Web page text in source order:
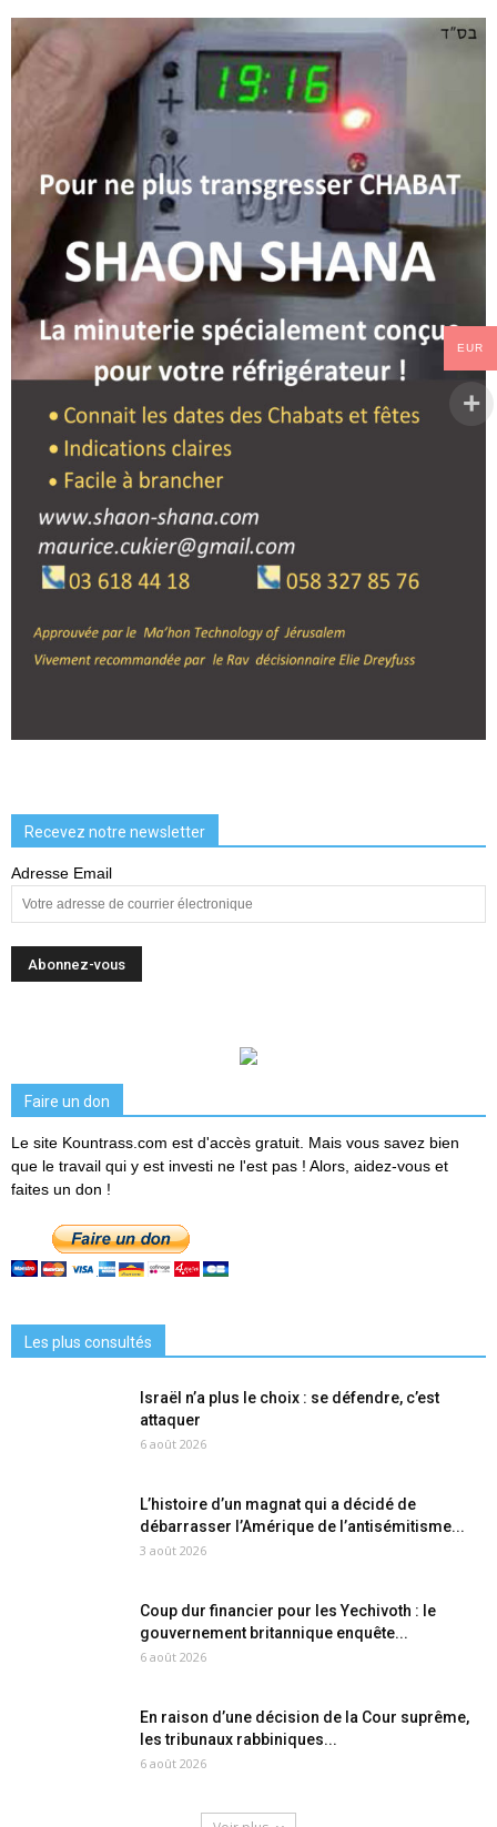
Recevez notre newsletter
Adresse Email
Faire un don
Le site Kountrass.com est d'accès gratuit. Mais vous savez bien
que le travail qui y est investi ne l'est pas ! Alors, aidez-vous et
faites un don !
Les plus consultés
Israël n’a plus le choix : se défendre, c’est
attaquer
6 août 2026
L’histoire d’un magnat qui a décidé de
débarrasser l’Amérique de l’antisémitisme...
3 août 2026
Coup dur financier pour les Yechivoth : le
gouvernement britannique enquête...
6 août 2026
En raison d’une décision de la Cour suprême,
les tribunaux rabbiniques...
6 août 2026
EUR